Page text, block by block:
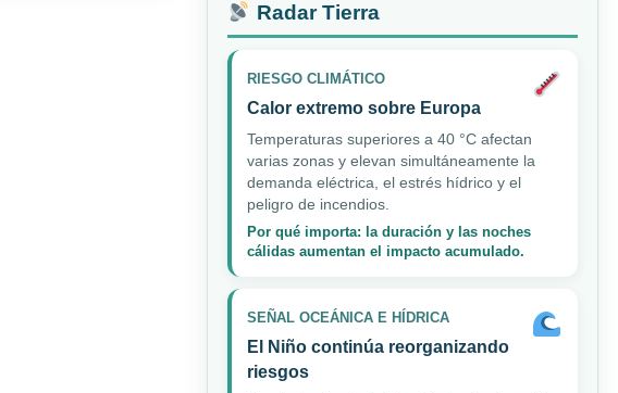
Radar Tierra
RIESGO CLIMÁTICO
Calor extremo sobre Europa
Temperaturas superiores a 40 °C afectan
varias zonas y elevan simultáneamente la
demanda eléctrica, el estrés hídrico y el
peligro de incendios.
Por qué importa: la duración y las noches
cálidas aumentan el impacto acumulado.
SEÑAL OCEÁNICA E HÍDRICA
El Niño continúa reorganizando
riesgos